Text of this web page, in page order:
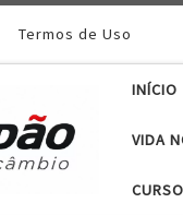
Termos de Uso
INÍCIO
VIDA